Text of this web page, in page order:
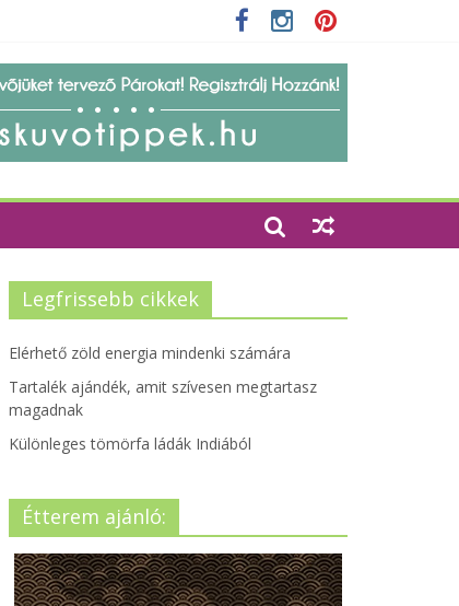
erősítése
Legfrissebb cikkek
Elérhető zöld energia mindenki számára
Tartalék ajándék, amit szívesen megtartasz
magadnak
Különleges tömörfa ládák Indiából
Étterem ajánló: